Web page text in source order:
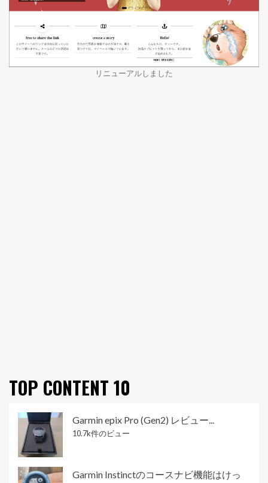
リニューアルしました
TOP CONTENT 10
Garmin epix Pro (Gen2) レビュー...
10.7k件のビュー
Garmin Instinctのコースナビ機能はけっ